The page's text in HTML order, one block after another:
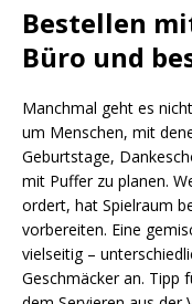
Bestellen
Büro und
Manchmal geht es
um Menschen, mit
Geburtstage,
mit Puffer zu planen.
ordert, hat Spielraum
vorbereiten. Eine
vielseitig –
Geschmäcker an. Tipp